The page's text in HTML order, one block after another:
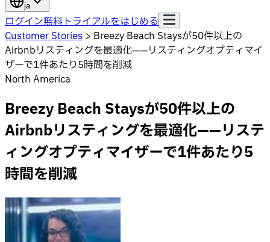
ja
ログイン無料トライアルをはじめる
Customer Stories > Breezy Beach Staysが50件以上の
Airbnbリスティングを最適化——リスティングオプティマイ
ザーで1件あたり5時間を削減
North America
Breezy Beach Staysが50件以上の
Airbnbリスティングを最適化——リステ
ィングオプティマイザーで1件あたり5
時間を削減